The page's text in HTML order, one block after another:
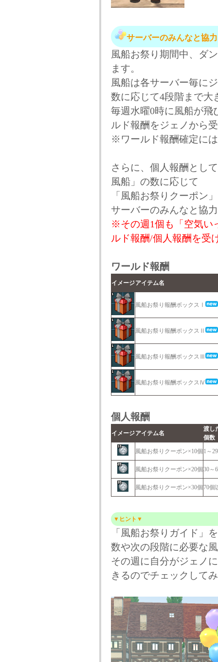
サーバーのみんなと協
風船お祭り期間中、ダ
ます。
風船は各サーバー毎に
数に応じて4段階まで大
毎週水曜0時に風船が飛
ルド報酬をジェノから
※ワールド報酬確定に
さらに、個人報酬とし
風船」の数に応じて
「風船お祭りクーポン
サーバーのみんなと協
※その週1個も「空気い
ルド報酬/個人報酬を受
ワールド報酬
イメージアイテム名
風船お祭り報酬ボックスⅠ
風船お祭り報酬ボックスⅡ
風船お祭り報酬ボックスⅢ
風船お祭り報酬ボックスⅣ
個人報酬
イメージアイテム名
渡し
個数
風船お祭りクーポン×10個 1～
風船お祭りクーポン×20個 30～
風船お祭りクーポン×30個 70個
▼ヒント▼
「風船お祭りガイド」
数や次の段階に必要な
その週に自分がジェノ
きるのでチェックして